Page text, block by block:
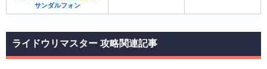
サンダルフォン
ライドウリマスター 攻略関連記事